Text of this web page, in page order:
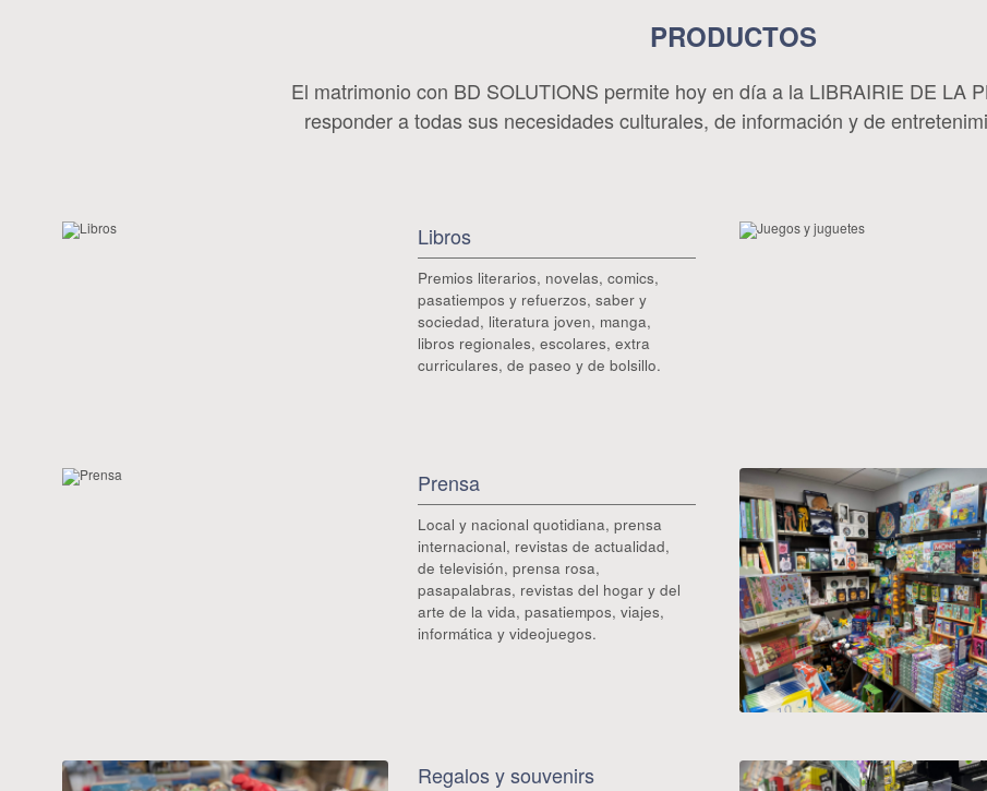
PRODUCTOS
El matrimonio con BD SOLUTIONS permite hoy en día a la LIBRAIRIE DE LA
responder a todas sus necesidades culturales, de información y de
Libros
Premios literarios, novelas, comics,
pasatiempos y refuerzos, saber y
sociedad, literatura joven, manga,
libros regionales, escolares, extra
curriculares, de paseo y de bolsillo.
Prensa
Local y nacional quotidiana, prensa
internacional, revistas de actualidad,
de televisión, prensa rosa,
pasapalabras, revistas del hogar y del
arte de la vida, pasatiempos, viajes,
informática y videojuegos.
Regalos y souvenirs